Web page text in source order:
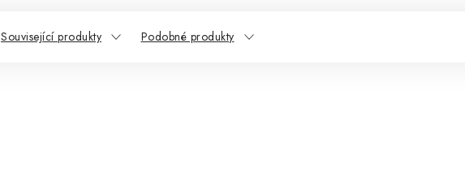
Související produkty Podobné produkty